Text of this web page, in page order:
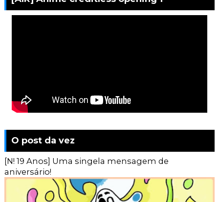
O post da vez
[N! 19 Anos] Uma singela mensagem de
aniversário!